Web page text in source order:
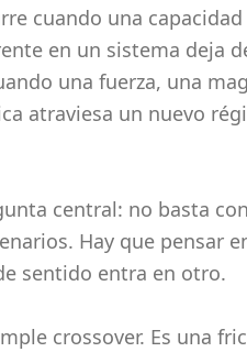
cuando una
en un sistema deja
una fuerza, una
atraviesa un nuevo
central: no basta
Hay que pensar
sentido entra en otro.
crossover. Es una